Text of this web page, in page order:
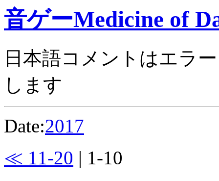
音ゲーMedicine of
日本語コメントはエラ
します
Date:2017
≪ 11-20 | 1-10